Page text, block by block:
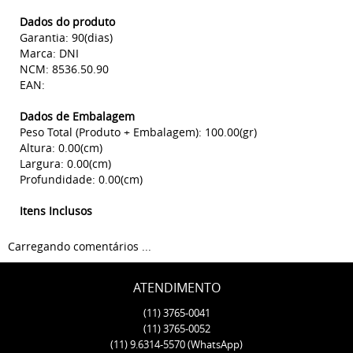
Dados do produto
Garantia: 90(dias)
Marca: DNI
NCM: 8536.50.90
EAN:
Dados de Embalagem
Peso Total (Produto + Embalagem): 100.00(gr)
Altura: 0.00(cm)
Largura: 0.00(cm)
Profundidade: 0.00(cm)
Itens Inclusos
Carregando comentários ...
ATENDIMENTO
(11)3765-0041
(11)3765-0052
(11)9.6314-5570(WhatsApp)